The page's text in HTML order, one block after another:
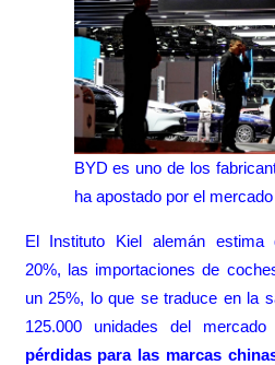
BYD es uno de los
ha apostado por el
El Instituto Kiel alemán
20%, las importaciones de
un 25%, lo que se traduce en la
125.000 unidades del
pérdidas para las marcas